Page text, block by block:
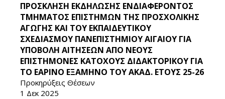
ΠΡΟΣΚΛΗΣΗ ΕΚΔΗΛΩΣΗΣ ΕΝΔΙΑΦΕΡΟΝΤΟΣ
ΤΜΗΜΑΤΟΣ ΕΠΙΣΤΗΜΩΝ ΤΗΣ ΠΡΟΣΧΟΛΙΚΗΣ
ΑΓΩΓΗΣ ΚΑΙ ΤΟΥ ΕΚΠΑΙΔΕΥΤΙΚΟΥ
ΣΧΕΔΙΑΣΜΟΥ ΠΑΝΕΠΙΣΤΗΜΙΟΥ ΑΙΓΑΙΟΥ ΓΙΑ
ΥΠΟΒΟΛΗ ΑΙΤΗΣΕΩΝ ΑΠΟ ΝΕΟΥΣ
ΕΠΙΣΤΗΜΟΝΕΣ ΚΑΤΟΧΟΥΣ ΔΙΔΑΚΤΟΡΙΚΟΥ ΓΙΑ
ΤΟ ΕΑΡΙΝΟ ΕΞΑΜΗΝΟ ΤΟΥ ΑΚΑΔ. ΕΤΟΥΣ 25-26
Προκηρύξεις Θέσεων
1 Δεκ 2025